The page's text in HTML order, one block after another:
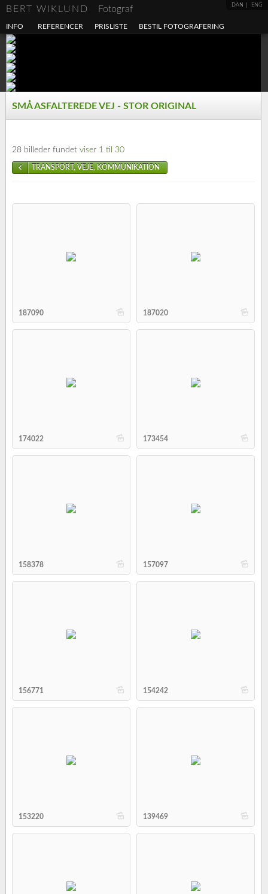
DAN ENG
BERT WIKLUND Fotograf
INFO REFERENCER PRISLISTE BESTIL FOTOGRAFERING
SMÅ ASFALTEREDE VEJ - STOR ORIGINAL
28 billeder fundet viser 1 til 30
TRANSPORT, VEJE, KOMMUNIKATION
b
187090 b
187020
b
174022 b
173454
b
158378 b
157097
b
156771 b
154242
b
153220 b
139469